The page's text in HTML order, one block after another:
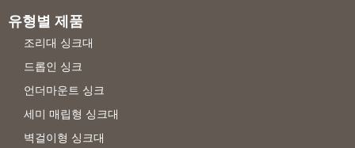
유형별 제품
조리대 싱크대
드롭인 싱크
언더마운트 싱크
세미 매립형 싱크대
벽걸이형 싱크대